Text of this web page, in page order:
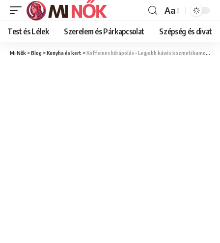
Font
Resizer
Aa
Test és Lélek Szerelem és Párkapcsolat Szépség és divat
Mi Nők >Blog >Konyha és kert >Koffeines bőrápolás – Legjobb kávés kozmetikumok nőknek (szerintünk)